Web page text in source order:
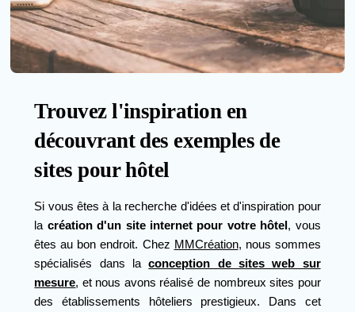
Trouvez l'inspiration en
découvrant des exemples de
sites pour hôtel
Si vous êtes à la recherche d'idées et d'inspiration pour
la création d'un site internet pour votre hôtel, vous
êtes au bon endroit. Chez MMCréation, nous sommes
spécialisés dans laconception de sites web sur
mesure, et nous avons réalisé de nombreux sites pour
des établissements hôteliers prestigieux. Dans cet